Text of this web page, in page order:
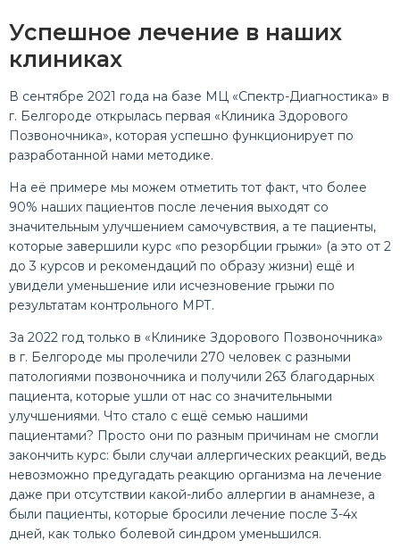
Успешное лечение в наших
клиниках
В сентябре 2021 года на базе МЦ «Спектр-Диагностика» в
г. Белгороде открылась первая «Клиника Здорового
Позвоночника», которая успешно функционирует по
разработанной нами методике.
На её примере мы можем отметить тот факт, что более
90% наших пациентов после лечения выходят со
значительным улучшением самочувствия, а те пациенты,
которые завершили курс «по резорбции грыжи» (а это от 2
до 3 курсов и рекомендаций по образу жизни) ещё и
увидели уменьшение или исчезновение грыжи по
результатам контрольного МРТ.
За 2022 год только в «Клинике Здорового Позвоночника»
в г. Белгороде мы пролечили 270 человек с разными
патологиями позвоночника и получили 263 благодарных
пациента, которые ушли от нас со значительными
улучшениями. Что стало с ещё семью нашими
пациентами? Просто они по разным причинам не смогли
закончить курс: были случаи аллергических реакций, ведь
невозможно предугадать реакцию организма на лечение
даже при отсутствии какой-либо аллергии в анамнезе, а
были пациенты, которые бросили лечение после 3-4х
дней, как только болевой синдром уменьшился.